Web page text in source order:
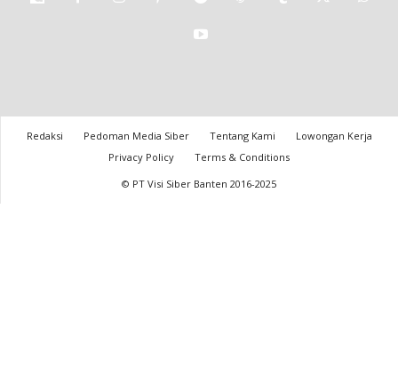
Redaksi Pedoman Media Siber Tentang Kami
Lowongan Kerja
Privacy Policy
Terms & Conditions
© PT Visi Siber Banten 2016-2025